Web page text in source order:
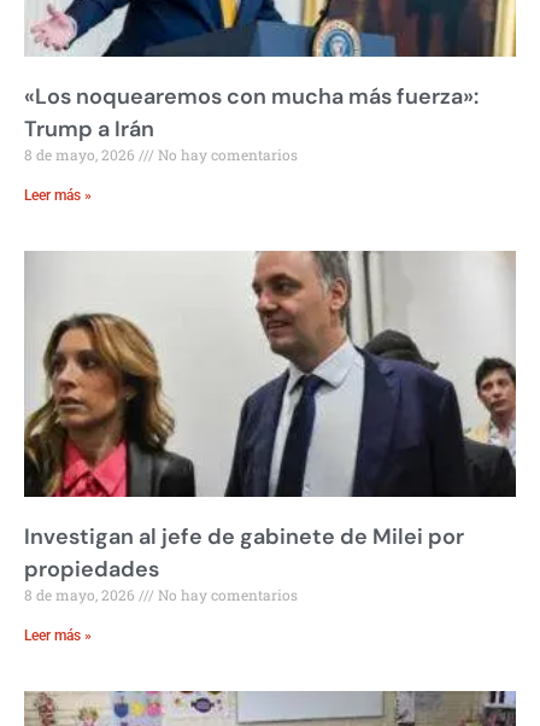
«Los noquearemos con mucha más fuerza»:
Trump a Irán
8 de mayo, 2026 No hay comentarios
Leer más »
Investigan al jefe de gabinete de Milei por
propiedades
8 de mayo, 2026 No hay comentarios
Leer más »